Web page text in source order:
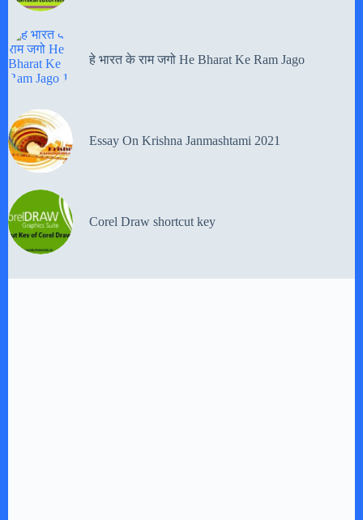
हे भारत के राम जगो He Bharat Ke Ram Jago
Essay On Krishna Janmashtami 2021
Corel Draw shortcut key